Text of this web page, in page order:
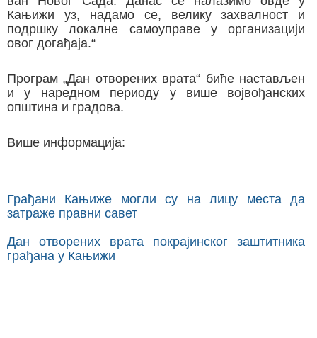
Кањижи уз, надамо се, велику захвалност и
подршку локалне самоуправе у организацији
овог догађаја.“
Програм „Дан отворених врата“ биће настављен
и у наредном периоду у више војвођанских
општина и градова.
Више информација:
Грађани Кањиже могли су на лицу места да
затраже правни савет
Дан отворених врата покрајинског заштитника
грађана у Кањижи